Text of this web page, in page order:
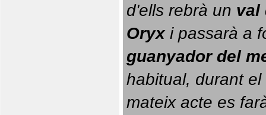
d'ells rebrà un val
Oryx i passarà a
guanyador del
habitual, durant el
mateix acte es